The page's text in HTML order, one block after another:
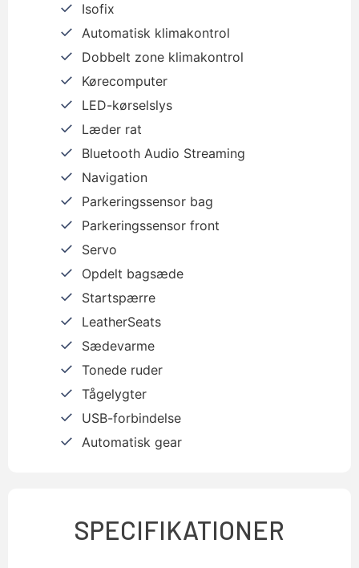
Isofix
Automatisk klimakontrol
Dobbelt zone klimakontrol
Kørecomputer
LED-kørselslys
Læder rat
Bluetooth Audio Streaming
Navigation
Parkeringssensor bag
Parkeringssensor front
Servo
Opdelt bagsæde
Startspærre
LeatherSeats
Sædevarme
Tonede ruder
Tågelygter
USB-forbindelse
Automatisk gear
SPECIFIKATIONER